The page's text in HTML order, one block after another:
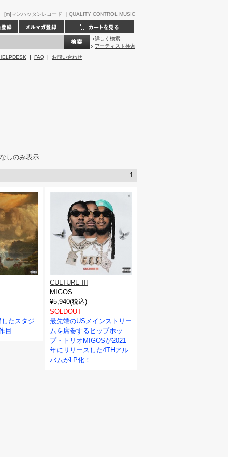
[m]マンハッタンレコード ｜QUALITY CONTROL MUSIC
詳しく検索
アーティスト検索
| FAQ | お問い合わせ
しのみ表示
1
たスタジ
目
CULTURE III
MIGOS
¥5,940(税込)
SOLDOUT
最先端のUSメインストリー
ムを席巻するヒップホッ
プ・トリオMIGOSが2021
年にリリースした4THアル
バムがLP化！